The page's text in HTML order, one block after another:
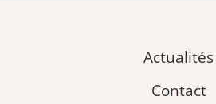
Actualités
Contact